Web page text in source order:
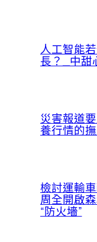
人工智能
長？_中甜
災害報道
養行情的
檢討運輸
周全開啟
“防火墻”